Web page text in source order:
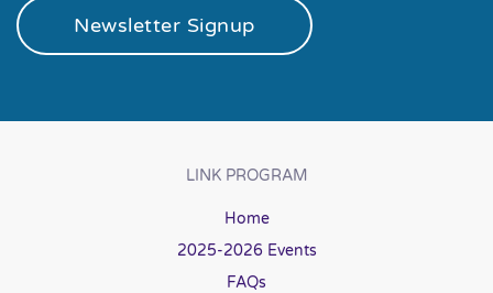
Newsletter Signup
LINK PROGRAM
Home
2025-2026 Events
FAQs